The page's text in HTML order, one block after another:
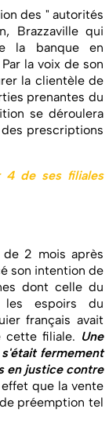
des " autorités
Brazzaville qui
la banque en
la voix de son
la clientèle de
prenantes du
se déroulera
prescriptions
4 de ses filiales
2 mois après
son intention de
dont celle du
les espoirs du
français avait
cette filiale. Une
fermement
en justice contre
que la vente
préemption tel